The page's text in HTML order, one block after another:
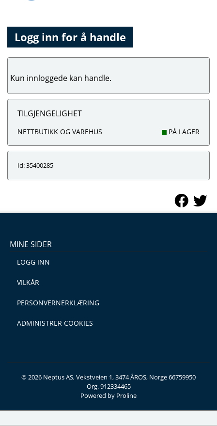
Logg inn for å handle
Kun innloggede kan handle.
TILGJENGELIGHET
NETTBUTIKK OG VAREHUS PÅ LAGER
Id: 35400285
MINE SIDER
LOGG INN
VILKÅR
PERSONVERNERKLÆRING
ADMINISTRER COOKIES
© 2026 Neptus AS, Vekstveien 1, 3474 ÅROS, Norge 66759950
Org. 912334465
Powered by Proline